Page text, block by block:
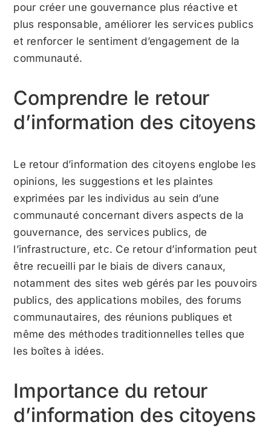
pour créer une gouvernance plus réactive et
plus responsable, améliorer les services publics
et renforcer le sentiment d’engagement de la
communauté.
Comprendre le retour
d’information des citoyens
Le retour d’information des citoyens englobe les
opinions, les suggestions et les plaintes
exprimées par les individus au sein d’une
communauté concernant divers aspects de la
gouvernance, des services publics, de
l’infrastructure, etc. Ce retour d’information peut
être recueilli par le biais de divers canaux,
notamment des sites web gérés par les pouvoirs
publics, des applications mobiles, des forums
communautaires, des réunions publiques et
même des méthodes traditionnelles telles que
les boîtes à idées.
Importance du retour
d’information des citoyens